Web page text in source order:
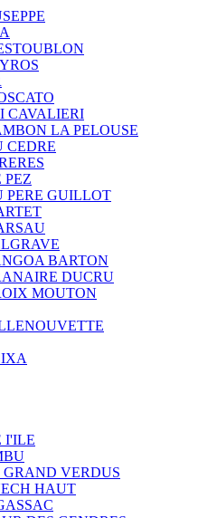
CAVALIERI
LA PELOUSE
CEDRE
PEZ
PERE GUILLOT
BARTON
DUCRU
MOUTON
I'ILE
VERDUS
HAUT